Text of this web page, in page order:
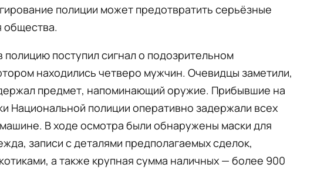
полиции может предотвратить серьёзные
общества.
полицию поступил сигнал о подозрительном
находились четверо мужчин. Очевидцы заметили,
предмет, напоминающий оружие. Прибывшие на
Национальной полиции оперативно задержали всех
В ходе осмотра были обнаружены маски для
записи с деталями предполагаемых сделок,
а также крупная сумма наличных — более 900